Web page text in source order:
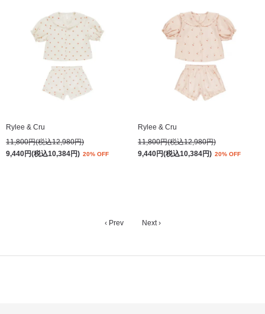
Rylee & Cru
11,800円(税込12,980円)
9,440円(税込10,384円) 20% OFF
Rylee & Cru
11,800円(税込12,980円)
9,440円(税込10,384円) 20% OFF
‹ Prev Next ›